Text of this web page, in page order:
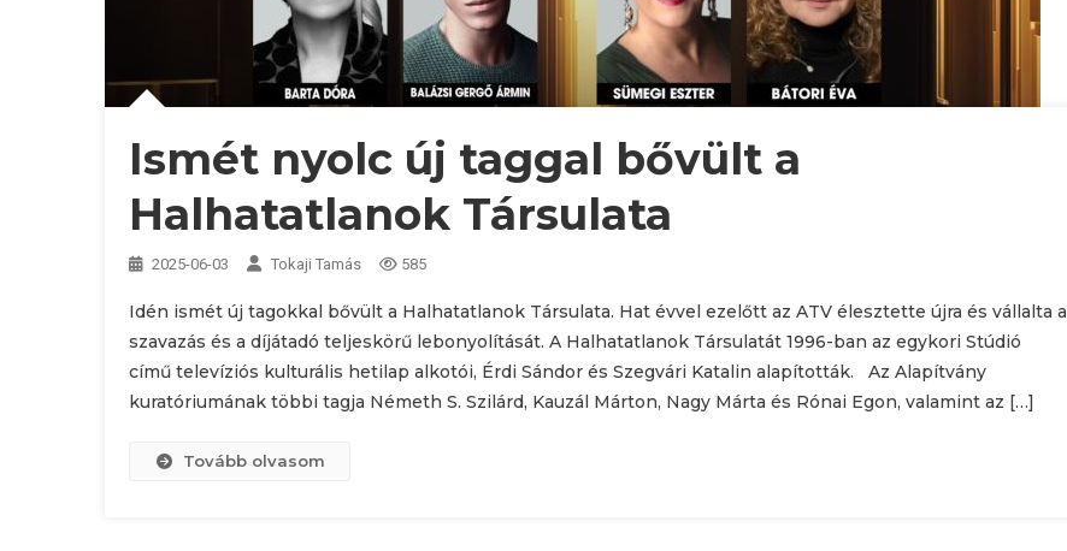
Ismét nyolc új taggal bővült a
Halhatatlanok Társulata
2025-06-03 Tokaji Tamás 585
Idén ismét új tagokkal bővült a Halhatatlanok Társulata. Hat évvel ezelőtt az ATV élesztette újra és vállalta a
szavazás és a díjátadó teljeskörű lebonyolítását. A Halhatatlanok Társulatát 1996-ban az egykori Stúdió
című televíziós kulturális hetilap alkotói, Érdi Sándor és Szegvári Katalin alapították. Az Alapítvány
kuratóriumának többi tagja Németh S. Szilárd, Kauzál Márton, Nagy Márta és Rónai Egon, valamint az […]
Tovább olvasom